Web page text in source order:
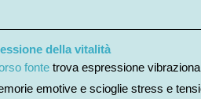
della vitalità
fonte trova espressione
emotive e scioglie stress e